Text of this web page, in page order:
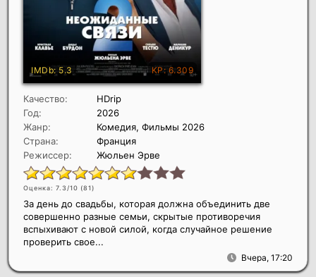
Качество:
HDrip
Год:
2026
Жанр:
Комедия, Фильмы 2026
Страна:
Франция
Режиссер:
Жюльен Эрве
Оценка: 7.3/10 (81)
Вчера, 17:20
За день до свадьбы, которая должна объединить две
совершенно разные семьи, скрытые противоречия
вспыхивают с новой силой, когда случайное решение
проверить свое...